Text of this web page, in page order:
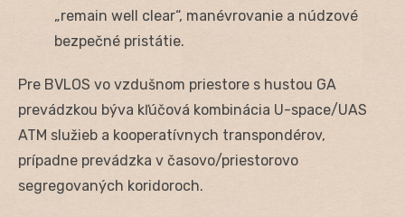
„remain well clear“, manévrovanie a núdzové
bezpečné pristátie.
Pre BVLOS vo vzdušnom priestore s hustou GA
prevádzkou býva kľúčová kombinácia U-space/UAS
ATM služieb a kooperatívnych transpondérov,
prípadne prevádzka v časovo/priesto­rovo
segregovaných koridoroch.